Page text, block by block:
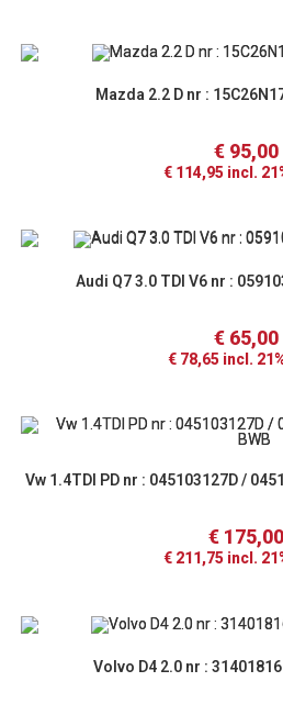
Mazda 2.2 D nr :
€95,00
€ 114,95 incl.
Audi Q7 3.0 TDI V6 nr :
€65,00
€ 78,65 incl.
Vw 1.4TDI PD nr : 045103127D /
€175,00
€ 211,75 incl.
Volvo D4 2.0 nr :